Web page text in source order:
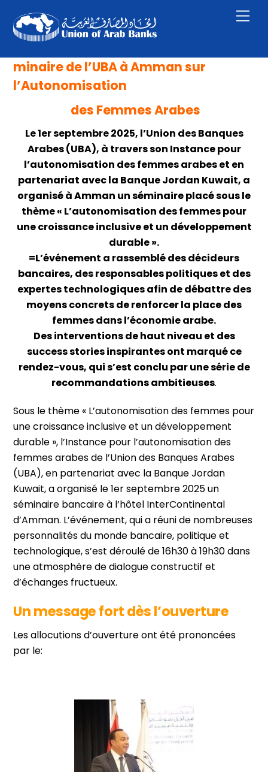
content
minaire de l’UBA à Amman sur
l’Autonomisation
des Femmes Arabes
Le 1er septembre 2025, l’Union des Banques
Arabes (UBA), à travers son Instance pour
l’autonomisation des femmes arabes et en
partenariat avec la Banque Jordan Kuwait, a
organisé à Amman un séminaire placé sous le
thème « L’autonomisation des femmes pour
une croissance inclusive et un développement
durable ».
=L’événement a rassemblé des décideurs
bancaires, des responsables politiques et des
expertes technologiques afin de débattre des
moyens concrets de renforcer la place des
femmes dans l’économie arabe.
Des interventions de haut niveau et des
success stories inspirantes ont marqué ce
rendez-vous, qui s’est conclu par une série de
recommandations ambitieuses.
Sous le thème « L’autonomisation des femmes pour
une croissance inclusive et un développement
durable », l’Instance pour l’autonomisation des
femmes arabes de l’Union des Banques Arabes
(UBA), en partenariat avec la Banque Jordan
Kuwait, a organisé le 1er septembre 2025 un
séminaire bancaire à l’hôtel InterContinental
d’Amman. L’événement, qui a réuni de nombreuses
personnalités du monde bancaire, politique et
technologique, s’est déroulé de 16h30 à 19h30 dans
une atmosphère de dialogue constructif et
d’échanges fructueux.
Un message fort dès l’ouverture
Les allocutions d’ouverture ont été prononcées
par le: